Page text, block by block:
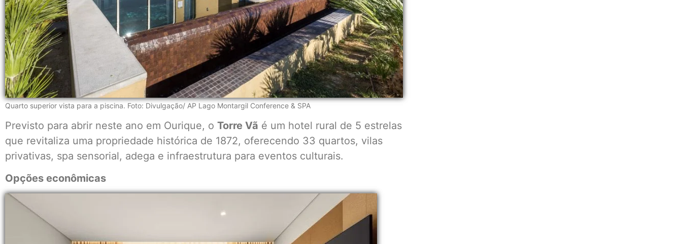
Quarto superior vista para a piscina. Foto: Divulgação/ AP Lago Montargil Conference & SPA
Previsto para abrir neste ano em Ourique, o Torre Vã é um hotel rural de 5 estrelas
que revitaliza uma propriedade histórica de 1872, oferecendo 33 quartos, vilas
privativas, spa sensorial, adega e infraestrutura para eventos culturais.
Opções econômicas